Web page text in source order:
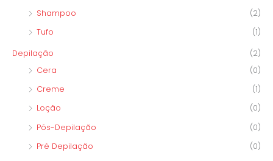
Shampoo
(2)
Tufo
(1)
Depilação
(2)
Cera
(0)
Creme
(1)
Loção
(0)
Pós-Depilação
(0)
Pré Depilação
(0)